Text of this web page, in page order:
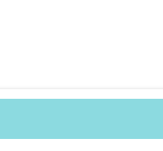
Product No.: 597788